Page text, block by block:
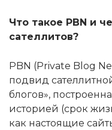
Что такое PBN и
сателлитов?
PBN (Private Blog
подвид
блогов»,
историей (срок
как настоящие